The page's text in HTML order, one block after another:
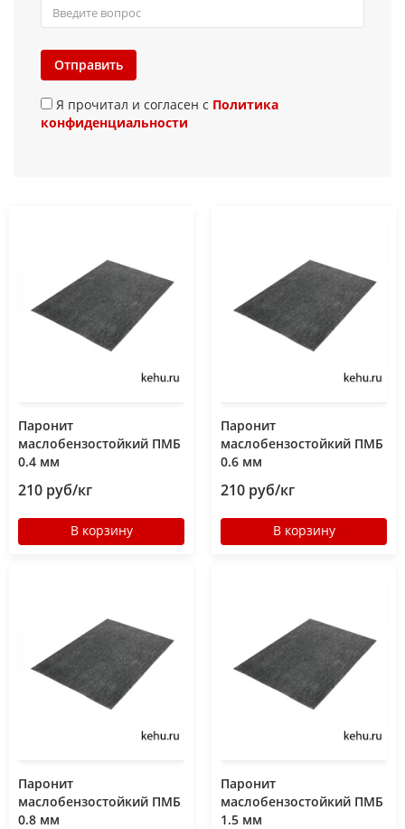
Отправить
Я прочитал и согласен с Политика
конфиденциальности
Паронит
маслобензостойкий ПМБ
0.4 мм
210 руб/кг
В корзину
Паронит
маслобензостойкий ПМБ
0.6 мм
210 руб/кг
В корзину
Паронит
маслобензостойкий ПМБ
0.8 мм
Паронит
маслобензостойкий ПМБ
1.5 мм